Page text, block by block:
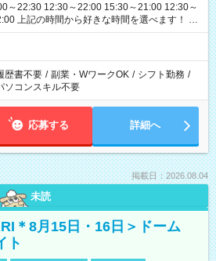
～22:30 12:30～22:00 15:30～21:00 12:30～
ます！ ※
可能性があります
歴書不要 / 副業・WワークOK / シフト勤務 /
ソコンスキル不要
応募する 詳細へ
掲載日：2026.08.04
未読
＊8月15日・16日＞ドーム
ト